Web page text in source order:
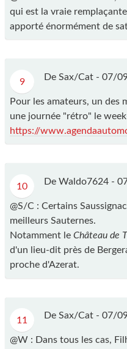
qui est la vraie
apporté énormément de
9 De Sax/Cat - 07/
Pour les amateurs, un des
une journée "rétro" le
https://
10 De Waldo7624 -
@S/C : Certains
meilleurs Sauternes.
Notamment le Château de
d'un lieu-dit près de
proche d'Azerat.
11 De Sax/Cat - 07/
@W : Dans tous les cas,